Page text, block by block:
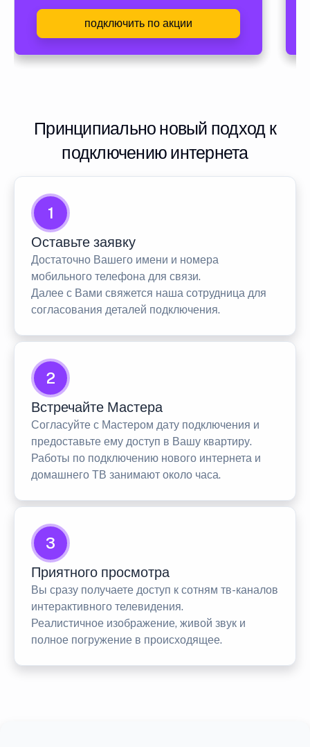
подключить по акции
Принципиально новый подход к
подключению интернета
1
Оставьте заявку
Достаточно Вашего имени и номера
мобильного телефона для связи.
Далее с Вами свяжется наша сотрудница для
согласования деталей подключения.
2
Встречайте Мастера
Согласуйте с Мастером дату подключения и
предоставьте ему доступ в Вашу квартиру.
Работы по подключению нового интернета и
домашнего ТВ занимают около часа.
3
Приятного просмотра
Вы сразу получаете доступ к сотням тв-каналов
интерактивного телевидения.
Реалистичное изображение, живой звук и
полное погружение в происходящее.